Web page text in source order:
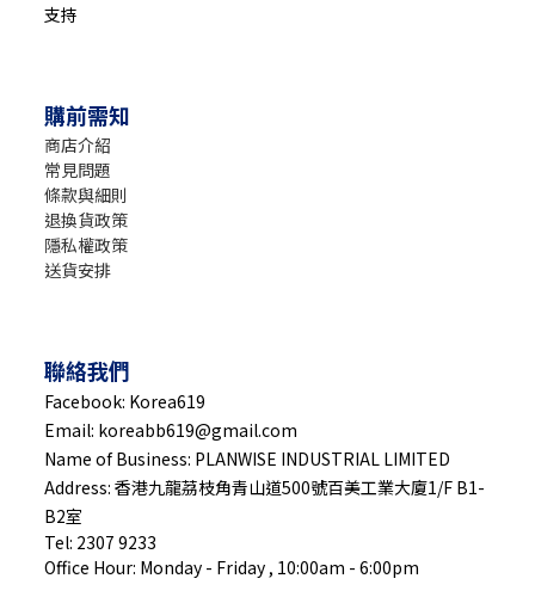
支持
購前需知
商店介紹
常見問題
條款與細則
退換貨政策
隱私權政策
送貨安排
聯絡我們
Facebook: Korea619
Email: koreabb619@gmail.com
Name of Business: PLANWISE INDUSTRIAL LIMITED
Address: 香港九龍茘枝角青山道500號百美工業大廈1/F B1-
B2室
Tel: 2307 9233
Office Hour: Monday - Friday , 10:00am - 6:00pm